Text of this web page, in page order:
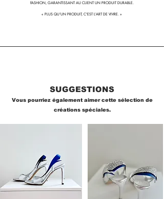
FASHION, GARANTISSANT AU CLIENT UN PRODUIT DURABLE.
« PLUS QU’UN PRODUIT, C'EST L’ART DE VIVRE. »
SUGGESTIONS
Vous pourriez également aimer cette sélection de
créations spéciales.